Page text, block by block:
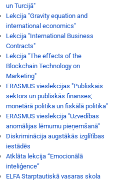
un Turcijā"
Lekcija "Gravity equation and
international economics"
Lekcija "International Business
Contracts"
Lekcija "The effects of the
Blockchain Technology on
Marketing"
ERASMUS vieslekcijas "Publiskais
sektors un publiskās finanses;
monetārā politika un fiskālā politika"
ERASMUS vieslekcija "Uzvedības
anomālijas lēmumu pieņemšanā"
Diskriminācija augstākās izglītības
iestādēs
Atklāta lekcija “Emocionālā
inteliģence”
ELFA Starptautiskā vasaras skola